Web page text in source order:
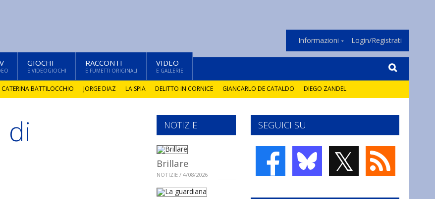
Informazioni Login/Registrati
GIOCHI
E VIDEOGIOCHI
RACCONTI
E FUMETTI ORIGINALI
VIDEO
E GALLERIE
CATERINA BATTILOCCHIO JORGE DIAZ LA SPIA DELITTO IN CORNICE GIANCARLO DE CATALDO DIEGO ZANDEL
di
SEGUICI SU
𝕏
NOTIZIE
Brillare
NOTIZIE / 4/08/2026